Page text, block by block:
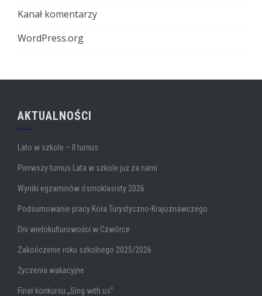
Kanał komentarzy
WordPress.org
AKTUALNOŚCI
Lato w szkole – II turnus
Pierwszy turnus Lata w szkole już za nami
Wyniki egzaminów ósmoklasisty 2026
Podsumowanie pracy Koła Turystyczno-Krajoznawczego
Dni wielokulturowości w Czwórce
Zakończenie roku szkolnego 2025/2026
Życzenia wakacyjne
Finał konkursu „Sing with us”